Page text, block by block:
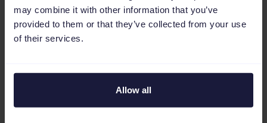
may combine it with other information that you’ve
provided to them or that they’ve collected from your use
of their services.
Allow all
un tuo cliente felice.
Per creare una campagna di retargeting